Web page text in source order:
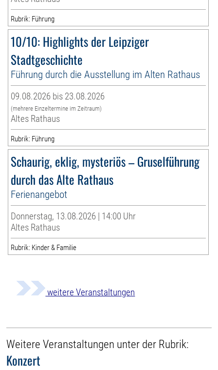
Rubrik: Führung
10/10: Highlights der Leipziger
Stadtgeschichte
Führung durch die Ausstellung im Alten Rathaus
09.08.2026 bis 23.08.2026
(mehrere Einzeltermine im Zeitraum)
Altes Rathaus
Rubrik: Führung
Schaurig, eklig, mysteriös – Gruselführung
durch das Alte Rathaus
Ferienangebot
Donnerstag, 13.08.2026 | 14:00 Uhr
Altes Rathaus
Rubrik: Kinder & Familie
weitere Veranstaltungen
Weitere Veranstaltungen unter der Rubrik:
Konzert